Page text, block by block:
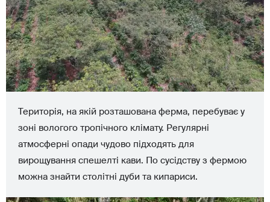
Територія, на якій розташована ферма, перебуває у
зоні вологого тропічного клімату. Регулярні
атмосферні опади чудово підходять для
вирощування спешелті кави. По сусідству з фермою
можна знайти столітні дуби та кипариси.